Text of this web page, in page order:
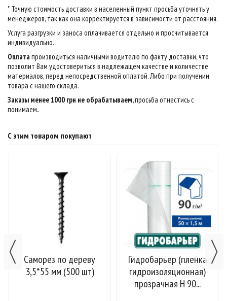
* Точную стоимость доставки в населенный пункт просьба уточнять у
менеджеров, так как она корректируется в зависимости от расстояния.
Услуга разгрузки и заноса оплачивается отдельно и просчитывается
индивидуально.
Оплатапроизводиться наличными водителю по факту доставки, что
позволит Вам удостовериться в надлежащем качестве и количестве
материалов, перед непосредственной оплатой. Либо при получении
товара с нашего склада.
Заказы менее 1000 грн не обрабатываем,просьба отнестись с
понимаем.
С этим товаром покупают
Саморез по дереву
3,5*55 мм (500 шт)
Гидробарьер (пленка
гидроизоляционная)
прозрачная H 90...